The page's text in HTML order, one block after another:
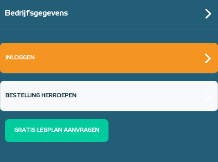
Bedrijfsgegevens
INLOGGEN
BESTELLING HERROEPEN
GRATIS LEGPLAN AANVRAGEN